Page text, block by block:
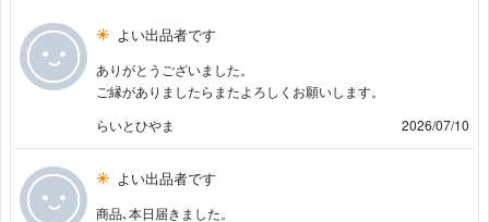
よい出品者です
ありがとうございました。
ご縁がありましたらまたよろしくお願いします。
らいとひやま
2026/07/10
よい出品者です
商品､本日届きました。